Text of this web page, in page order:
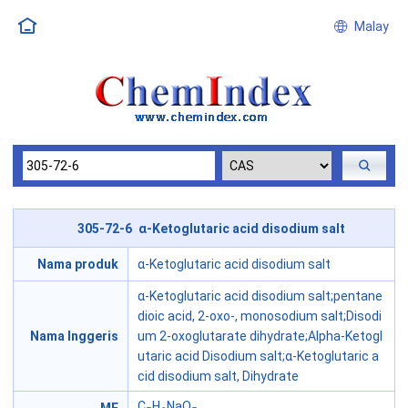
Malay
305-72-6 α-Ketoglutaric acid disodium salt
Nama produk α-Ketoglutaric acid disodium salt
Nama Inggeris
α-Ketoglutaric acid disodium salt;pentane
dioic acid, 2-oxo-, monosodium salt;Disodi
um 2-oxoglutarate dihydrate;Alpha-Ketogl
utaric acid Disodium salt;α-Ketoglutaric a
cid disodium salt, Dihydrate